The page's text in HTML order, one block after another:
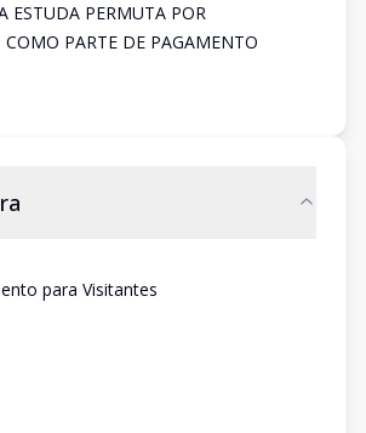
ESTUDA PERMUTA POR
PARTE DE PAGAMENTO
para Visitantes